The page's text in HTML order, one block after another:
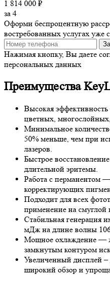
1 814 000 ₽
за 4
Оформи беспроцентную
востребованных услугах уже
Нажимая кнопку, Вы даете
персональных данных
Преимущества
Высокая
цветных,
Минимальное
50% меньше, чем при
лазеров.
Быстрое
длительной эритемы.
Работа с перманентом
корректирующих
Подходит для всех
применение на смуглой
Стабильная генерация
мДж на длине волны
Мощное охлаждение —
замкнутым контуром
Увеличенный дисплей –
широкий обзор и